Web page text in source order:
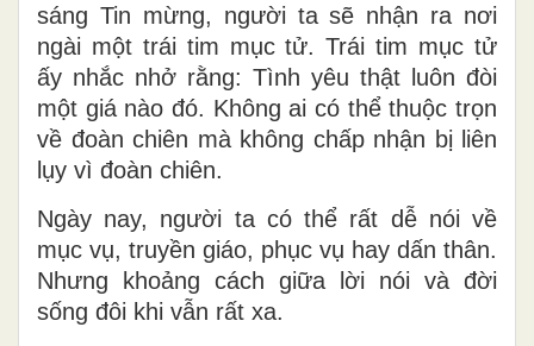
sáng Tin mừng, người ta sẽ nhận ra nơi
ngài một trái tim mục tử. Trái tim mục tử
ấy nhắc nhở rằng: Tình yêu thật luôn đòi
một giá nào đó. Không ai có thể thuộc trọn
về đoàn chiên mà không chấp nhận bị liên
lụy vì đoàn chiên.
Ngày nay, người ta có thể rất dễ nói về
mục vụ, truyền giáo, phục vụ hay dấn thân.
Nhưng khoảng cách giữa lời nói và đời
sống đôi khi vẫn rất xa.